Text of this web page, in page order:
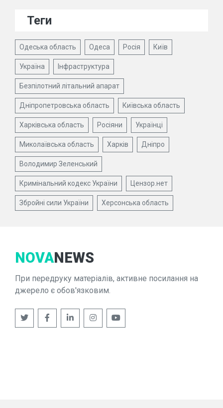
Теги
Одеська область Одеса Росія Київ
Україна Інфраструктура
Безпілотний літальний апарат
Дніпропетровська область Київська область
Харківська область Росіяни Українці
Миколаївська область Харків Дніпро
Володимир Зеленський
Кримінальний кодекс України Цензор.нет
Збройні сили України Херсонська область
NOVANEWS
При передруку матеріалів, активне посилання на
джерело є обов'язковим.